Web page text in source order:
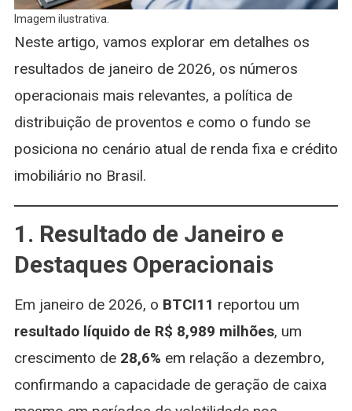
Imagem ilustrativa.
Neste artigo, vamos explorar em detalhes os
resultados de janeiro de 2026, os números
operacionais mais relevantes, a política de
distribuição de proventos e como o fundo se
posiciona no cenário atual de renda fixa e crédito
imobiliário no Brasil.
1. Resultado de Janeiro e
Destaques Operacionais
Em janeiro de 2026, o BTCI11 reportou um
resultado líquido de R$ 8,989 milhões, um
crescimento de 28,6% em relação a dezembro,
confirmando a capacidade de geração de caixa